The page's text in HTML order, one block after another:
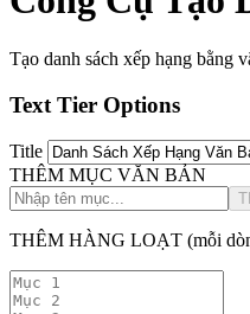
Tạo danh sách xếp hạng bằng
Text Tier Options
Title
THÊM MỤC VĂN BẢN
THÊM HÀNG LOẠT (mỗi